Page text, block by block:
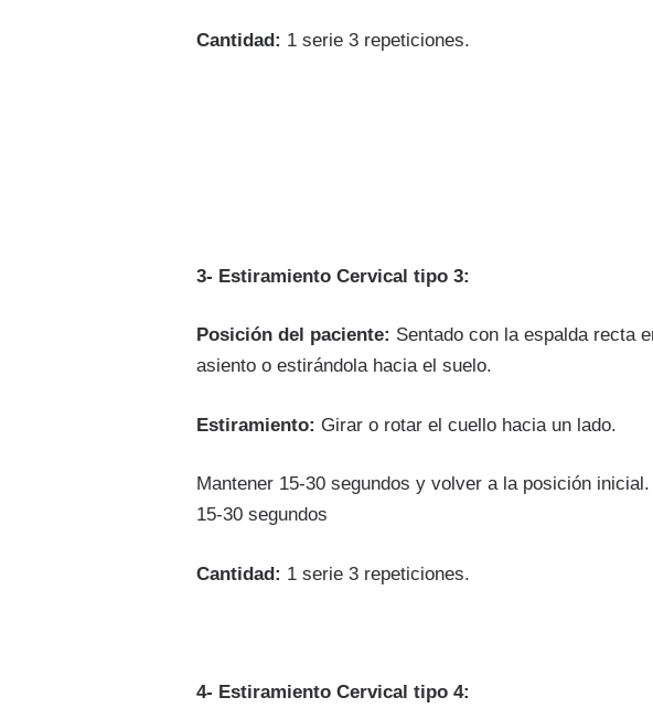
Cantidad: 1 serie 3 repeticiones.
3- Estiramiento Cervical tipo 3:
Posición del paciente: Sentado con la espalda recta
asiento o estirándola hacia el suelo.
Estiramiento: Girar o rotar el cuello hacia un lado.
Mantener 15-30 segundos y volver a la posición
15-30 segundos
Cantidad: 1 serie 3 repeticiones.
4- Estiramiento Cervical tipo 4: